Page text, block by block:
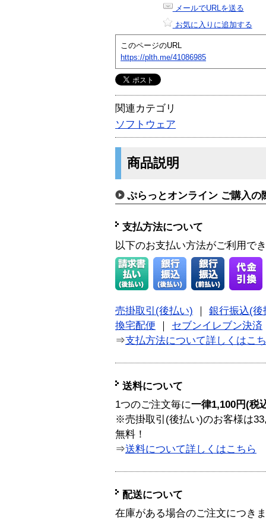
メールでURLを送る
お気に入りに追加する
このページのURL
https://plth.me/41086985
関連カテゴリ
ソフトウェア
商品説明
ぷらっとオンライン ご購入の
支払方法について
以下のお支払い方法がご利用で
売掛取引(後払い)
銀行振込(後
換宅配便
セブンイレブン決済
⇒支払方法について詳しくはこ
送料について
1つのご注文毎に一律1,100円(税
※売掛取引(後払い)のお客様は
無料！
⇒送料について詳しくはこちら
配送について
在庫がある場合のご注文につき